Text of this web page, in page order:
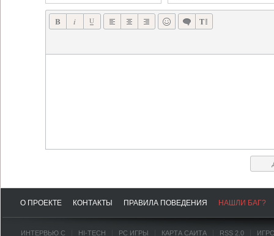
О ПРОЕКТЕ КОНТАКТЫ ПРАВИЛА ПОВЕДЕНИЯ НАШЛИ БАГ?
ИНТЕРВЬЮ С HI-TECH PC ИГРЫ КАРТА САЙТА RSS 2.0